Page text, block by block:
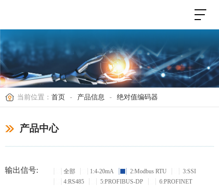
当前位置： 首页 - 产品信息 - 绝对值编码器
产品中心
输出信号: 全部 1:4-20mA 2:Modbus RTU
3:SSI
4:RS485
5:PROFIBUS-DP
6:PROFINET